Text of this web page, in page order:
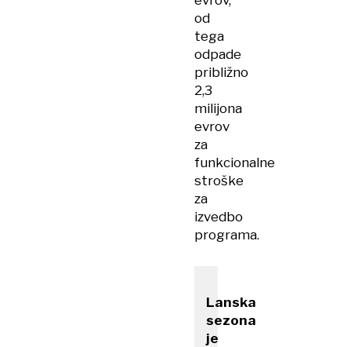
od
tega
odpade
približno
2,3
milijona
evrov
za
funkcionalne
stroške
za
izvedbo
programa.
Lanska
sezona
je